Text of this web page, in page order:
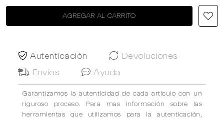
AGREGAR AL CARRITO
Autenticación
Devoluciones
Envíos
Ayuda
Garantizamos la autenticidad de cada artículo con un
riguroso proceso. Para mas información sobre las
herramientas que utilizamos para la autenticación,